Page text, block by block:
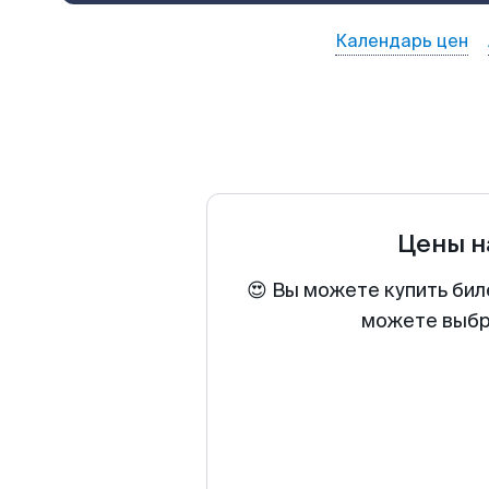
Календарь цен
Цены
😍 Вы можете купить
можете